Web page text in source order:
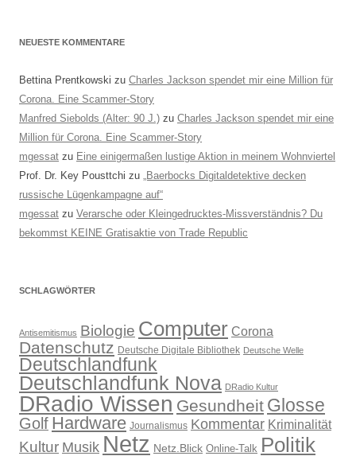
NEUESTE KOMMENTARE
Bettina Prentkowski zu Charles Jackson spendet mir eine Million für
Corona. Eine Scammer-Story
Manfred Siebolds (Alter: 90 J.) zu Charles Jackson spendet mir eine
Million für Corona. Eine Scammer-Story
mgessat zu Eine einigermaßen lustige Aktion in meinem Wohnviertel
Prof. Dr. Key Pousttchi zu „Baerbocks Digitaldetektive decken
russische Lügenkampagne auf“
mgessat zu Verarsche oder Kleingedrucktes-Missverständnis? Du
bekommst KEINE Gratisaktie von Trade Republic
SCHLAGWÖRTER
Antisemitismus Biologie Computer Corona
Datenschutz Deutsche Digitale Bibliothek Deutsche Welle
Deutschlandfunk
Deutschlandfunk Nova DRadio Kultur
DRadio Wissen Gesundheit Glosse
Golf Hardware Journalismus Kommentar Kriminalität
Kultur Musik Netz Netz.Blick Online-Talk Politik